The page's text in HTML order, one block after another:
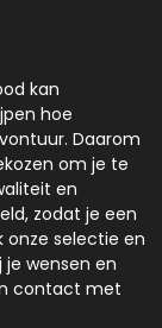
kan
hoe
Daarom
om je te
en
zodat je een
onze selectie en
wensen en
contact met